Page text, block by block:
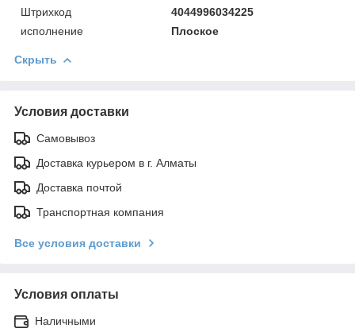
Штрихкод
4044996034225
исполнение
Плоское
Скрыть
Условия доставки
Самовывоз
Доставка курьером в г. Алматы
Доставка почтой
Транспортная компания
Все условия доставки
Условия оплаты
Наличными